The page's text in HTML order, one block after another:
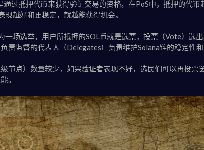
通过抵押代币来获得验证交易的资格。在PoS中，抵押的代
现越好和更稳定，就越能获得机会。
一场选举，用户所抵押的SOL币就是选票，投票（Vote）选
责监督的代表人（Delegates）负责维护Solana链的稳定性和
节点）数量较少，如果验证者表现不好，选民们可以再投票
。